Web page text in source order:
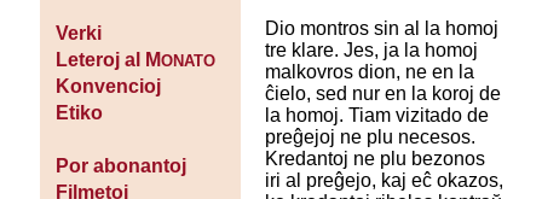
Verki
Leteroj al MONATO
Konvencioj
Etiko
Por abonantoj
Filmetoj
Dio montros sin al la homoj
tre klare. Jes, ja la homoj
malkovros dion, ne en la
ĉielo, sed nur en la koroj de
la homoj. Tiam vizitado de
preĝejoj ne plu necesos.
Kredantoj ne plu bezonos
iri al preĝejo, kaj eĉ okazos,